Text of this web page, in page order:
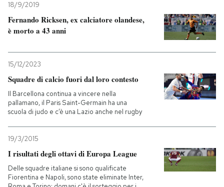
18/9/2019
Fernando Ricksen, ex calciatore olandese,
è morto a 43 anni
15/12/2023
Squadre di calcio fuori dal loro contesto
Il Barcellona continua a vincere nella
pallamano, il Paris Saint-Germain ha una
scuola di judo e c’è una Lazio anche nel rugby
19/3/2015
I risultati degli ottavi di Europa League
Delle squadre italiane si sono qualificate
Fiorentina e Napoli, sono state eliminate Inter,